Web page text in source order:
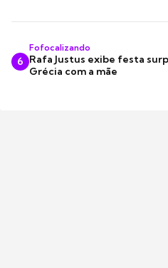
6
Fofocalizando
Rafa Justus exibe festa
Grécia com a mãe